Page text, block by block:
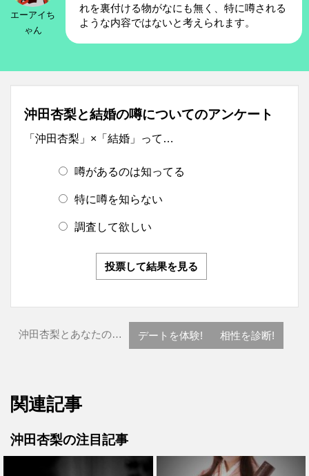
エーアイち
ゃん
れを裏付ける物がなにも無く、特に噂される
ような内容ではないと考えられます。
沖田杏梨と結婚の噂についてのアンケート
「沖田杏梨」×「結婚」って…
噂があるのは知ってる
特に噂を知らない
調査して欲しい
投票して結果を見る
沖田杏梨とあなたの… デートを体験! 相性を診断!
関連記事
沖田杏梨の注目記事